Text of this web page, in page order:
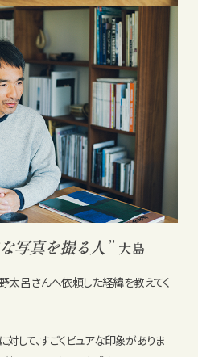
写真を撮る人 ” 大島
太呂さんへ依頼した経緯を教えてく
して、すごくピュアな印象がありま